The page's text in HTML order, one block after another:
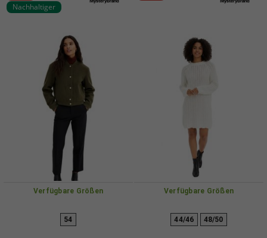
Nachhaltiger
Verfügbare Größen
54
Verfügbare Größen
44/46 48/50